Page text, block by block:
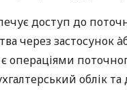
доступ до
через застосунок
операціями
облік та